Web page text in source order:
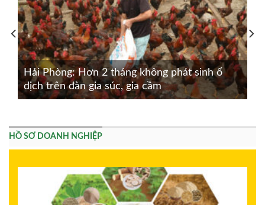
Hải Phòng: Hơn 2 tháng không phát sinh ổ
dịch trên đàn gia súc, gia cầm
HỒ SƠ DOANH NGHIỆP